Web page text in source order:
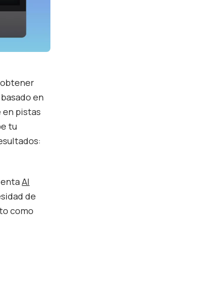
en
en pistas
tu
AI
de
como